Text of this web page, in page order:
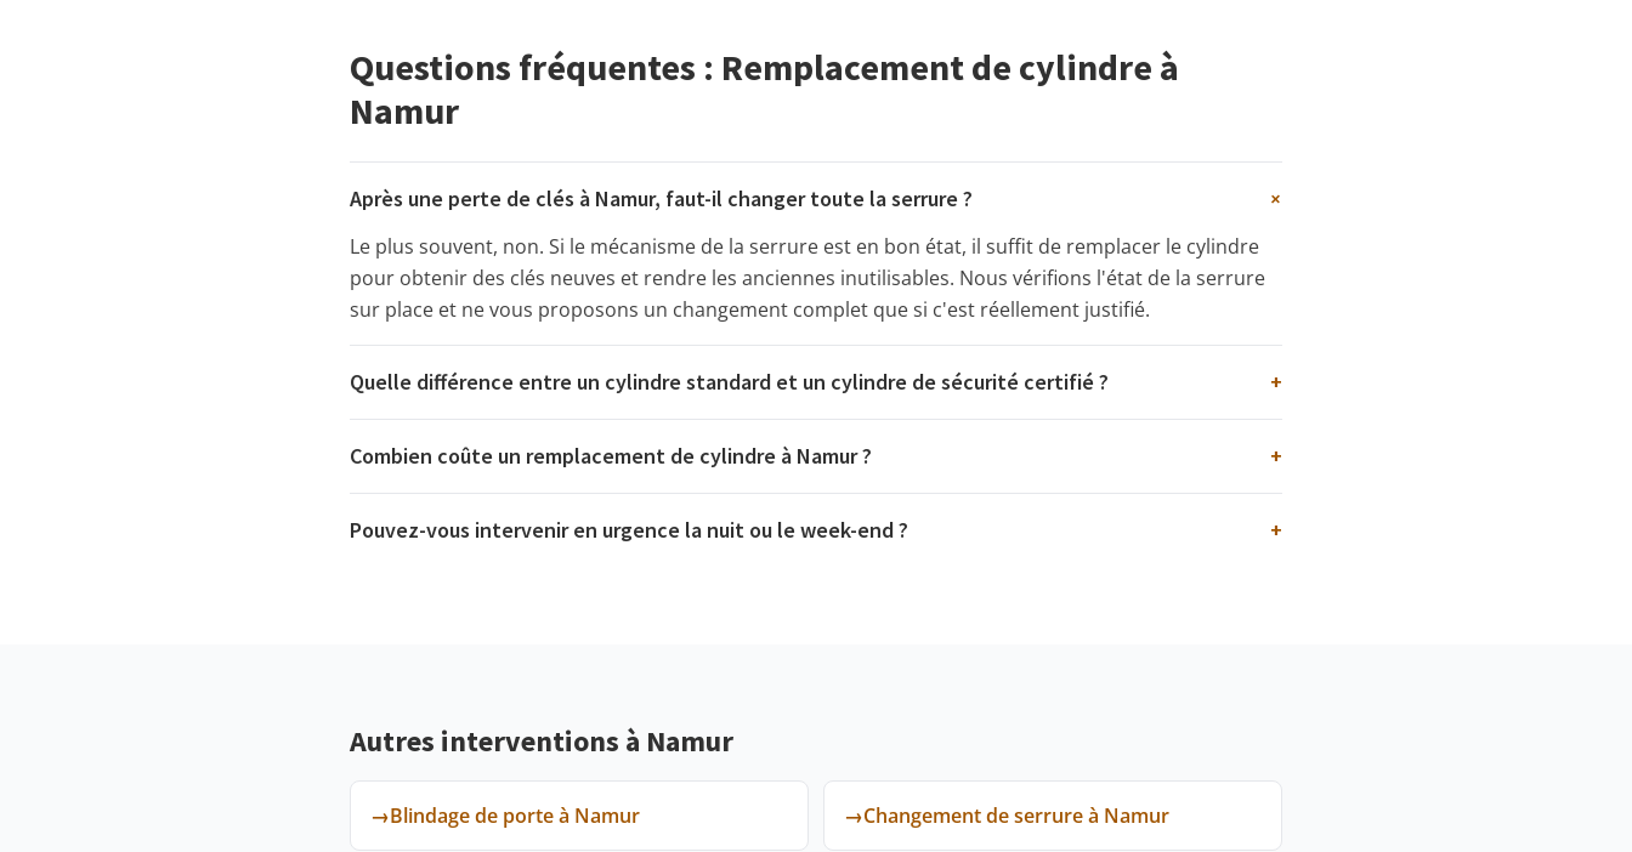
Questions fréquentes : Remplacement de cylindre à
Namur
Après une perte de clés à Namur, faut-il changer toute la serrure ? +
Le plus souvent, non. Si le mécanisme de la serrure est en bon état, il suffit de remplacer le cylindre
pour obtenir des clés neuves et rendre les anciennes inutilisables. Nous vérifions l'état de la serrure
sur place et ne vous proposons un changement complet que si c'est réellement justifié.
Quelle différence entre un cylindre standard et un cylindre de sécurité certifié ? +
Combien coûte un remplacement de cylindre à Namur ? +
Pouvez-vous intervenir en urgence la nuit ou le week-end ? +
Autres interventions à Namur
→Blindage de porte à Namur →Changement de serrure à Namur